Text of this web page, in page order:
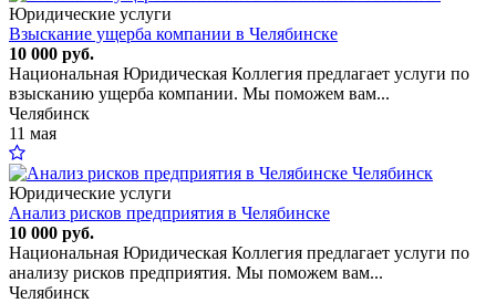
Юридические услуги
Взыскание ущерба компании в Челябинске
10 000 руб.
Национальная Юридическая Коллегия предлагает услуги по
взысканию ущерба компании. Мы поможем вам...
Челябинск
11 мая
Юридические услуги
Анализ рисков предприятия в Челябинске
10 000 руб.
Национальная Юридическая Коллегия предлагает услуги по
анализу рисков предприятия. Мы поможем вам...
Челябинск